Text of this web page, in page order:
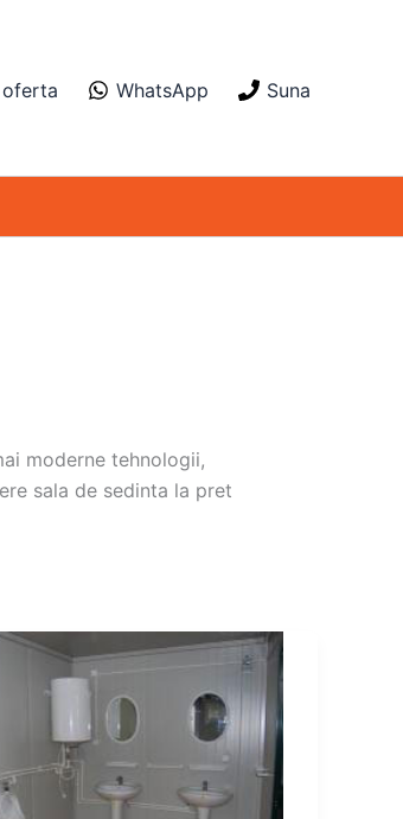
WhatsApp Suna
moderne tehnologii,
sala de sedinta la pret